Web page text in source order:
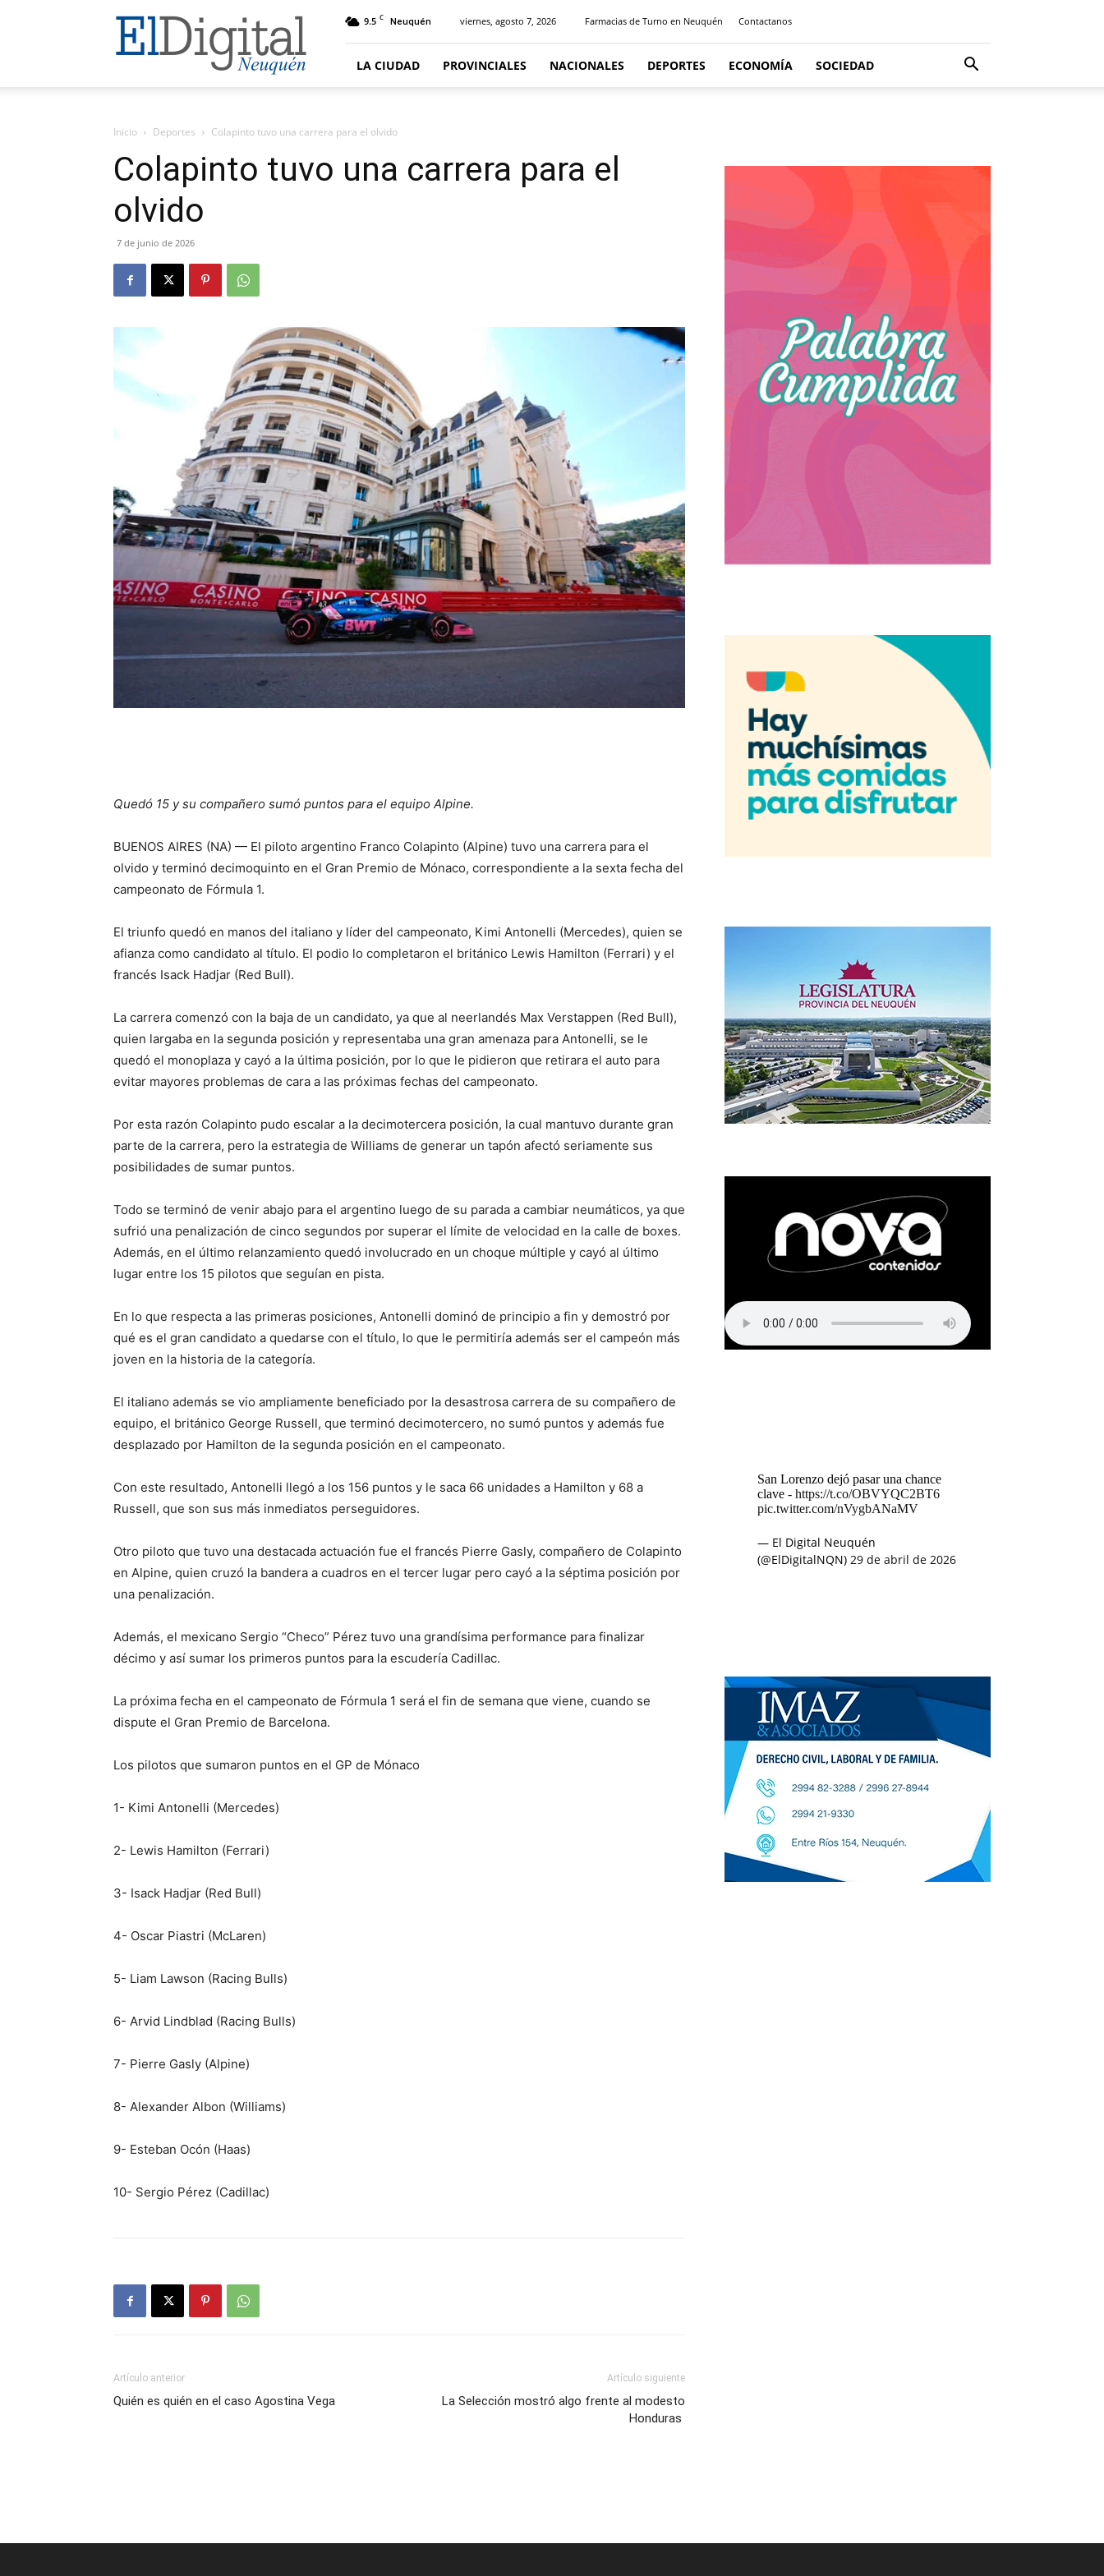
El
Digital
Neuquen
9.5 C Neuquén viernes, agosto 7, 2026 Farmacias de Turno en Neuquén Contactanos
LA CIUDAD PROVINCIALES NACIONALES DEPORTES ECONOMÍA SOCIEDAD
Inicio Deportes Colapinto tuvo una carrera para el olvido
Colapinto tuvo una carrera para el
olvido
7 de junio de 2026
Quedó 15 y su compañero sumó puntos para el equipo Alpine.
BUENOS AIRES (NA) — El piloto argentino Franco Colapinto (Alpine) tuvo una carrera para el
olvido y terminó decimoquinto en el Gran Premio de Mónaco, correspondiente a la sexta fecha del
campeonato de Fórmula 1.
El triunfo quedó en manos del italiano y líder del campeonato, Kimi Antonelli (Mercedes), quien se
afianza como candidato al título. El podio lo completaron el británico Lewis Hamilton (Ferrari) y el
francés Isack Hadjar (Red Bull).
La carrera comenzó con la baja de un candidato, ya que al neerlandés Max Verstappen (Red Bull),
quien largaba en la segunda posición y representaba una gran amenaza para Antonelli, se le
quedó el monoplaza y cayó a la última posición, por lo que le pidieron que retirara el auto para
evitar mayores problemas de cara a las próximas fechas del campeonato.
Por esta razón Colapinto pudo escalar a la decimotercera posición, la cual mantuvo durante gran
parte de la carrera, pero la estrategia de Williams de generar un tapón afectó seriamente sus
posibilidades de sumar puntos.
Todo se terminó de venir abajo para el argentino luego de su parada a cambiar neumáticos, ya que
sufrió una penalización de cinco segundos por superar el límite de velocidad en la calle de boxes.
Además, en el último relanzamiento quedó involucrado en un choque múltiple y cayó al último
lugar entre los 15 pilotos que seguían en pista.
En lo que respecta a las primeras posiciones, Antonelli dominó de principio a fin y demostró por
qué es el gran candidato a quedarse con el título, lo que le permitiría además ser el campeón más
joven en la historia de la categoría.
El italiano además se vio ampliamente beneficiado por la desastrosa carrera de su compañero de
equipo, el británico George Russell, que terminó decimotercero, no sumó puntos y además fue
desplazado por Hamilton de la segunda posición en el campeonato.
Con este resultado, Antonelli llegó a los 156 puntos y le saca 66 unidades a Hamilton y 68 a
Russell, que son sus más inmediatos perseguidores.
Otro piloto que tuvo una destacada actuación fue el francés Pierre Gasly, compañero de Colapinto
en Alpine, quien cruzó la bandera a cuadros en el tercer lugar pero cayó a la séptima posición por
una penalización.
Además, el mexicano Sergio “Checo” Pérez tuvo una grandísima performance para finalizar
décimo y así sumar los primeros puntos para la escudería Cadillac.
La próxima fecha en el campeonato de Fórmula 1 será el fin de semana que viene, cuando se
dispute el Gran Premio de Barcelona.
Los pilotos que sumaron puntos en el GP de Mónaco
1- Kimi Antonelli (Mercedes)
2- Lewis Hamilton (Ferrari)
3- Isack Hadjar (Red Bull)
4- Oscar Piastri (McLaren)
5- Liam Lawson (Racing Bulls)
6- Arvid Lindblad (Racing Bulls)
7- Pierre Gasly (Alpine)
8- Alexander Albon (Williams)
9- Esteban Ocón (Haas)
10- Sergio Pérez (Cadillac)
Artículo anterior
Quién es quién en el caso Agostina Vega
Artículo siguiente
La Selección mostró algo frente al modesto
Honduras
San Lorenzo dejó pasar una chance
clave - https://t.co/OBVYQC2BT6
pic.twitter.com/nVygbANaMV
— El Digital Neuquén
(@ElDigitalNQN) 29 de abril de 2026